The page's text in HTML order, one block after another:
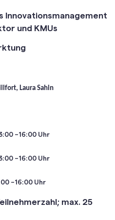
Innovationsmanagement
und KMUs
Laura Sahin
–16:00 Uhr
–16:00 Uhr
–16:00 Uhr
max. 25